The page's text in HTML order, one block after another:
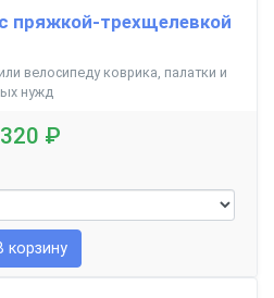
пряжкой-трехщелевкой
велосипеду коврика, палатки и
нужд
320 ₽
корзину